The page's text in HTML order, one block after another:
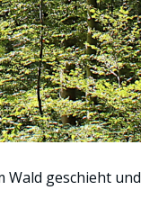
Wald geschieht und